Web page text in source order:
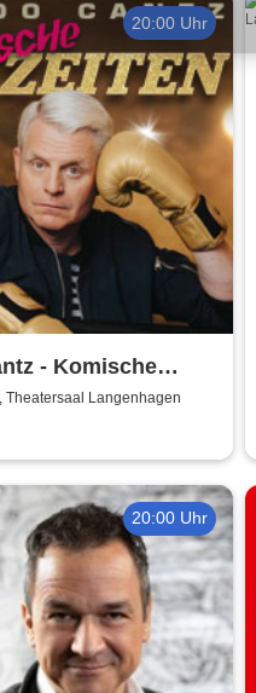
20:00 Uhr
- Komische
neue Programm
Theatersaal Langenhagen
20:00 Uhr